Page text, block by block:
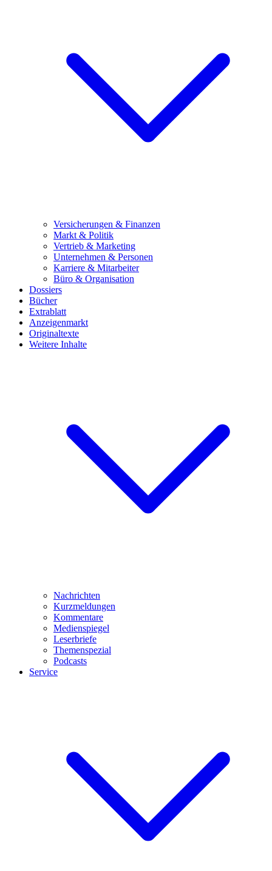
Versicherungen & Finanzen
Markt & Politik
Vertrieb & Marketing
Unternehmen & Personen
Karriere & Mitarbeiter
Büro & Organisation
Dossiers
Bücher
Extrablatt
Anzeigenmarkt
Originaltexte
Weitere Inhalte
Nachrichten
Kurzmeldungen
Kommentare
Medienspiegel
Leserbriefe
Themenspezial
Podcasts
Service